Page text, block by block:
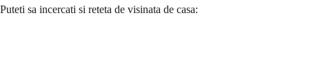
Puteti sa incercati si reteta de visinata de casa: